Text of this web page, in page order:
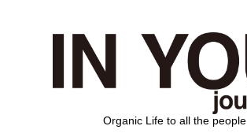
Organic Life to all the people.